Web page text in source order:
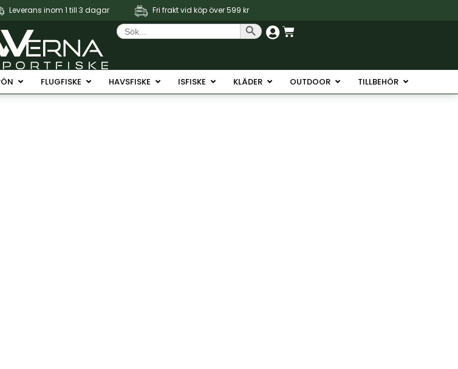
Leverans inom 1 till 3 dagar Fri frakt vid köp över 599 kr
Sök
efter:
Sökknapp Varukorg
Öppna Fiskespön
FLUGFISKE Öppna Flugfiske
HAVSFISKE Öppna Havsfiske
ISFISKE Öppna Isfiske
KLÄDER Öppna Kläder
OUTDOOR Öppna Outdoor
TILLBEHÖR Öppna